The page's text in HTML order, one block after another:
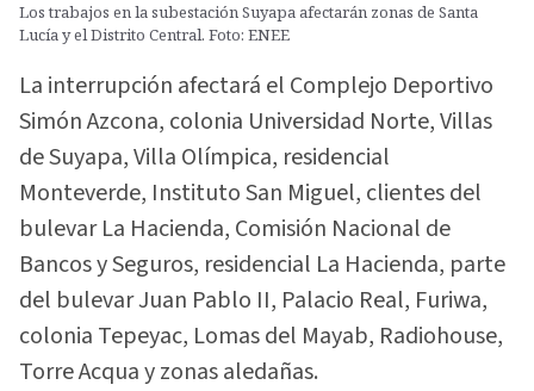
Los trabajos en la subestación Suyapa afectarán zonas de Santa
Lucía y el Distrito Central. Foto: ENEE
La interrupción afectará el Complejo Deportivo
Simón Azcona, colonia Universidad Norte, Villas
de Suyapa, Villa Olímpica, residencial
Monteverde, Instituto San Miguel, clientes del
bulevar La Hacienda, Comisión Nacional de
Bancos y Seguros, residencial La Hacienda, parte
del bulevar Juan Pablo II, Palacio Real, Furiwa,
colonia Tepeyac, Lomas del Mayab, Radiohouse,
Torre Acqua y zonas aledañas.